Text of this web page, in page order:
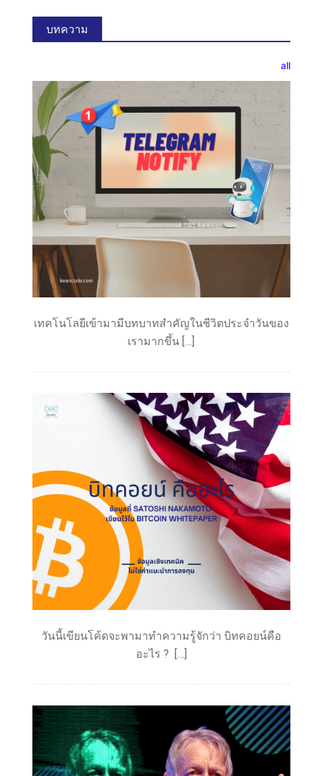
บทความ
all
เทคโนโลยีเข้ามามีบทบาทสำคัญในชีวิตประจำวันของ
เรามากขึ้น […]
วันนี้เขียนโค้ดจะพามาทำความรู้จักว่า บิทคอยน์คือ
อะไร ? […]